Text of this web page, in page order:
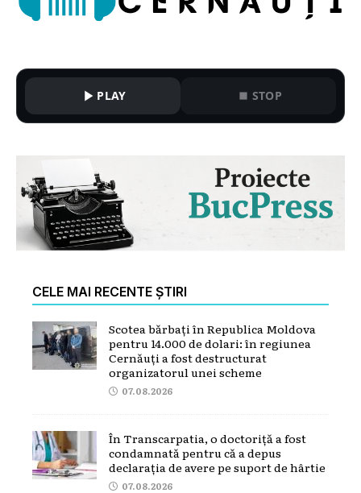
PLAY STOP
CELE MAI RECENTE ȘTIRI
Scotea bărbați în Republica Moldova
pentru 14.000 de dolari: în regiunea
Cernăuți a fost destructurat
organizatorul unei scheme
07.08.2026
În Transcarpatia, o doctoriță a fost
condamnată pentru că a depus
declarația de avere pe suport de hârtie
07.08.2026